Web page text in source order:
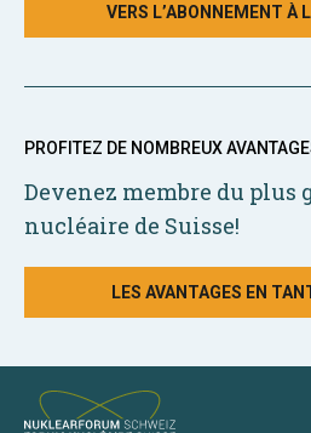
VERS L’ABONNEMENT À
PROFITEZ DE NOMBREUX
Devenez membre du plus
nucléaire de Suisse!
LES AVANTAGES EN